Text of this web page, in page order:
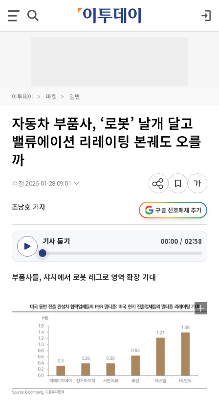
이투데이 마켓 일반
자동차 부품사, ‘로봇’ 날개 달고
밸류에이션 리레이팅 본궤도 오를
까
수정 2026-01-28 09:01
조남호 기자 구글 선호매체 추가
기사 듣기 00:00 / 02:58
부품사들, 샤시에서 로봇 레그로 영역 확장 기대